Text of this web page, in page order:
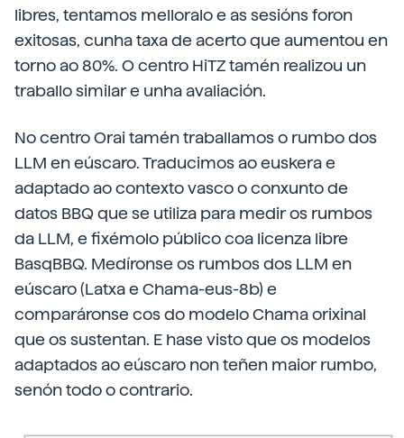
libres, tentamos melloralo e as sesións foron
exitosas, cunha taxa de acerto que aumentou en
torno ao 80%. O centro HiTZ tamén realizou un
traballo similar e unha avaliación.
No centro Orai tamén traballamos o rumbo dos
LLM en eúscaro. Traducimos ao euskera e
adaptado ao contexto vasco o conxunto de
datos BBQ que se utiliza para medir os rumbos
da LLM, e fixémolo público coa licenza libre
BasqBBQ. Medíronse os rumbos dos LLM en
eúscaro (Latxa e Chama-eus-8b) e
comparáronse cos do modelo Chama orixinal
que os sustentan. E hase visto que os modelos
adaptados ao eúscaro non teñen maior rumbo,
senón todo o contrario.